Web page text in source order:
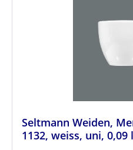
Seltmann Weiden,
1132, weiss, uni, 0,09